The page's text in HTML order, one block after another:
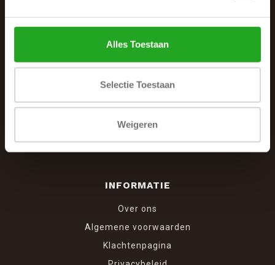
Alles Toestaan
Selectie Toestaan
Weigeren
5625 AG Eindhoven
INFORMATIE
Over ons
Algemene voorwaarden
Klachtenpagina